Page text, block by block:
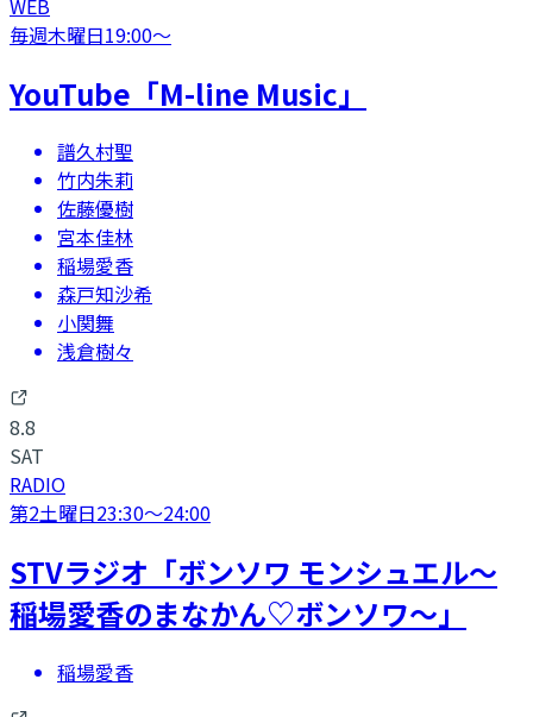
毎週木曜日19:00〜
YouTube「M-line Music」
譜久村聖
竹内朱莉
佐藤優樹
宮本佳林
稲場愛香
森戸知沙希
小関舞
浅倉樹々
8.8
SAT
RADIO
第2土曜日23:30〜24:00
STVラジオ「ボンソワ モンシュエル〜
稲場愛香のまなかん♡ボンソワ〜」
稲場愛香